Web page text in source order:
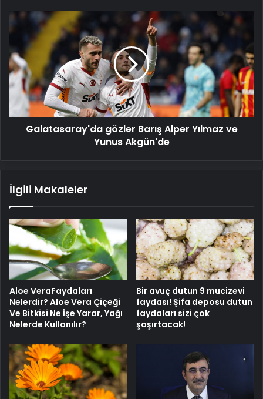
Galatasaray'da
Alper
Yılmaz
ve
Yunus
Akgün'de
Galatasaray'da gözler Barış Alper Yılmaz ve
Yunus Akgün'de
İlgili Makaleler
Aloe VeraFaydaları
Nelerdir? Aloe Vera Çiçeği
Ve Bitkisi Ne İşe Yarar, Yağı
Nelerde Kullanılır?
Bir avuç dutun 9 mucizevi
faydası! Şifa deposu dutun
faydaları sizi çok
şaşırtacak!